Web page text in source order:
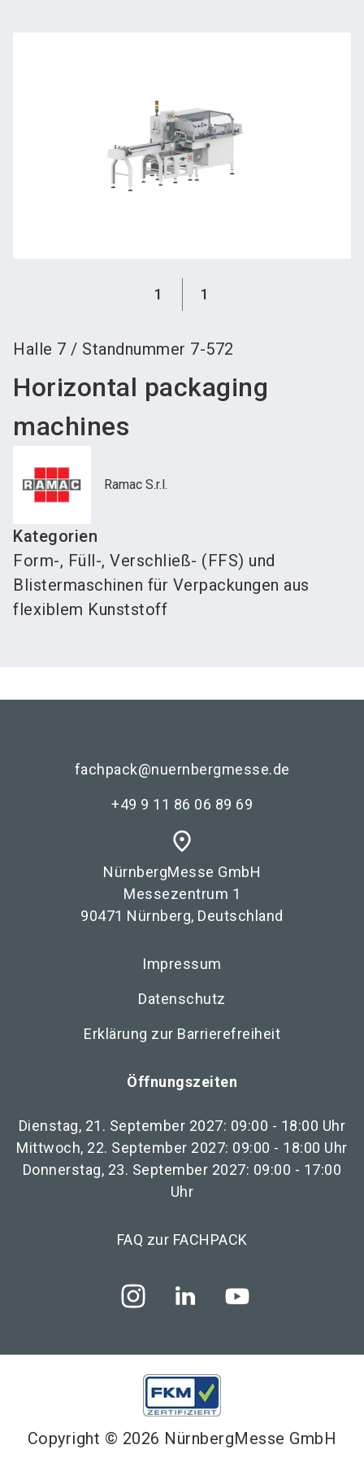
1 1
Halle 7 / Standnummer 7-572
Horizontal packaging
machines
Ramac S.r.l.
Kategorien
Form-, Füll-, Verschließ- (FFS) und
Blistermaschinen für Verpackungen aus
flexiblem Kunststoff
fachpack@nuernbergmesse.de
+49 9 11 86 06 89 69
place
NürnbergMesse GmbH
Messezentrum 1
90471 Nürnberg, Deutschland
Impressum
Datenschutz
Erklärung zur Barrierefreiheit
Öffnungszeiten
Dienstag, 21. September 2027: 09:00 - 18:00 Uhr
Mittwoch, 22. September 2027: 09:00 - 18:00 Uhr
Donnerstag, 23. September 2027: 09:00 - 17:00
Uhr
FAQ zur FACHPACK
Copyright © 2026 NürnbergMesse GmbH